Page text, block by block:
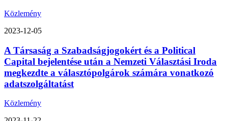
Közlemény
2023-12-05
A Társaság a Szabadságjogokért és a Political
Capital bejelentése után a Nemzeti Választási Iroda
megkezdte a választópolgárok számára vonatkozó
adatszolgáltatást
Közlemény